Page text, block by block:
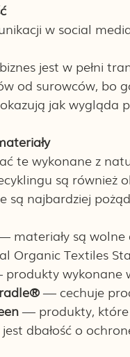
w social
jest w pełni
od surowców, bo
jak wygląda
te wykonane z
są również
są najbardziej
materiały są wolne
Organic Textiles
wykonane
— cechuje
— produkty, które
dbałość o